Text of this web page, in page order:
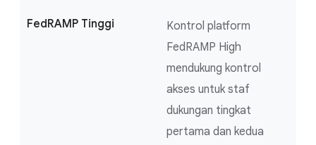
FedRAMP Tinggi
Kontrol platform
FedRAMP High
mendukung kontrol
akses untuk staf
dukungan tingkat
pertama dan kedua